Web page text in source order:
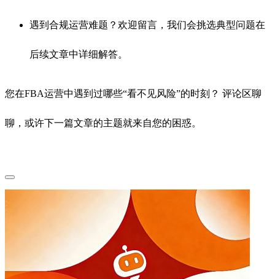
遇到合规运营难题？欢迎留言，我们会挑选典型问题在
后续文章中详细解答。
您在FBA运营中遇到过哪些“看不见风险”的时刻？ 评论区聊
聊，或许下一篇文章的主题就来自您的困惑。